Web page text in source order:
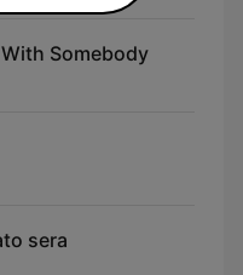
Somebody
sera